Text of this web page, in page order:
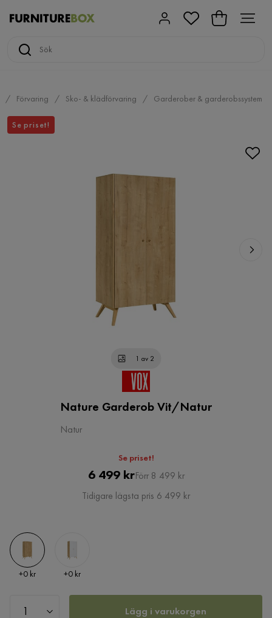
Förvaring Sko- & klädförvaring Garderober & garderobssystem
Se priset!
1 av 2
Nature Garderob Vit/Natur
Natur
Se priset!
Pris
6 499 krOriginal
Pris
Förr 8 499 kr
Tidigare lägsta pris 6 499 kr
Pris
+0 kr Pris
+0 kr
Lägg i varukorgen